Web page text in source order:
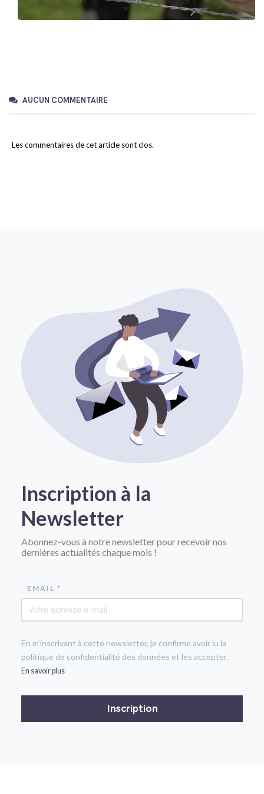
AUCUN COMMENTAIRE
Les commentaires de cet article sont clos.
Inscription à la
Newsletter
Abonnez-vous à notre newsletter pour recevoir nos
dernières actualités chaque mois !
EMAIL *
En m'inscrivant à cette newsletter, je confirme avoir lu la
politique de confidentialité des données et les accepter.
En savoir plus